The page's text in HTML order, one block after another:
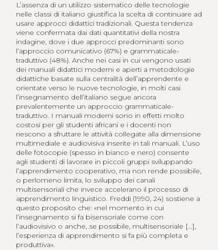
L’assenza di un utilizzo sistematico delle tecnologie
nelle classi di italiano giustifica la scelta di continuare ad
usare approcci didattici tradizionali. Questa tendenza
viene confermata dai dati quantitativi della nostra
indagine, dove i due approcci predominanti sono
l’approccio comunicativo (67%) e grammaticale-
traduttivo (48%). Anche nei casi in cui vengono usati
dei manuali didattici moderni e aperti a metodologie
didattiche basate sulla centralità dell’apprendente e
orientate verso le nuove tecnologie, in molti casi
l’insegnamento dell’italiano segue ancora
prevalentemente un approccio grammaticale-
traduttivo. I manuali moderni sono in effetti molto
costosi per gli studenti africani e i docenti non
riescono a sfruttare le attività collegate alla dimensione
multimediale e audiovisiva inserite in tali manuali. L’uso
delle fotocopie (spesso in bianco e nero) consente
agli studenti di lavorare in piccoli gruppi sviluppando
l’apprendimento cooperativo, ma non rende possibile,
o perlomeno limita, lo sviluppo dei canali
multisensoriali che invece accelerano il processo di
apprendimento linguistico. Freddi (1990, 24) sostiene a
questo proposito che: «nel momento in cui
l’insegnamento si fa bisensoriale come con
l’audiovisivo o anche, se possibile, multisensoriale […],
l’esperienza di apprendimento si fa più completa e
produttiva».